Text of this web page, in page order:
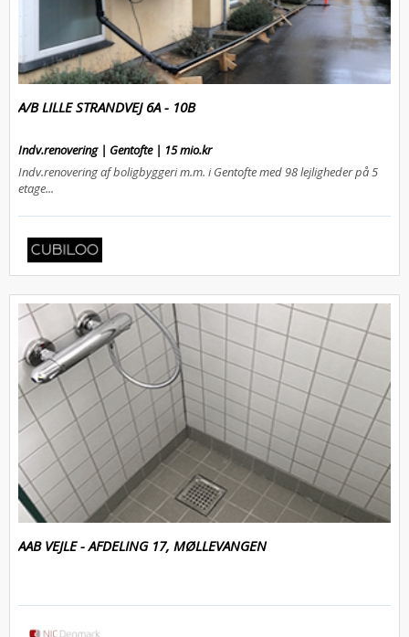
A/B LILLE STRANDVEJ 6A - 10B
Indv.renovering | Gentofte | 15 mio.kr
Indv.renovering af boligbyggeri m.m. i Gentofte med 98 lejligheder på 5
etage...
AAB VEJLE - AFDELING 17, MØLLEVANGEN